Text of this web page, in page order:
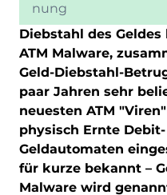
nung
Diebstahl des
ATM Malware,
Geld-Diebstahl-
paar Jahren sehr
neuesten ATM
physisch Ernte
Geldautomaten
für kurze bekannt –
Malware wird